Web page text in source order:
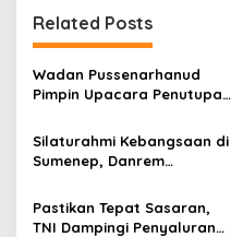
g
a
s
i
p
o
s
Related Posts
Wadan Pussenarhanud
Pimpin Upacara Penutupan
KDKMP Tahun 2026 di
Pusdikarhanud
Silaturahmi Kebangsaan di
Sumenep, Danrem
Semua Elemen Bersatu
Bangun Madura
Pastikan Tepat Sasaran,
TNI Dampingi Penyaluran